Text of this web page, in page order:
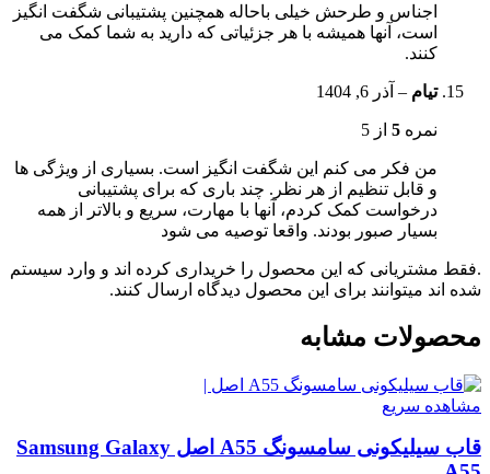
اجناس و طرحش خیلی باحاله همچنین پشتیبانی شگفت انگیز
است، آنها همیشه با هر جزئیاتی که دارید به شما کمک می
کنند.
تیام – آذر 6, 1404
نمره 5 از 5
من فکر می کنم این شگفت انگیز است. بسیاری از ویژگی ها
و قابل تنظیم از هر نظر. چند باری که برای پشتیبانی
درخواست کمک کردم، آنها با مهارت، سریع و بالاتر از همه
بسیار صبور بودند. واقعا توصیه می شود
.فقط مشتریانی که این محصول را خریداری کرده اند و وارد سیستم
شده اند میتوانند برای این محصول دیدگاه ارسال کنند.
محصولات مشابه
مشاهده سریع
قاب سیلیکونی سامسونگ A55 اصل Samsung Galaxy